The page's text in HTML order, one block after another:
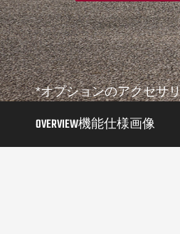
*オプションのアクセサ
OVERVIEW機能仕様画像